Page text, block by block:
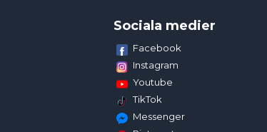
Sociala medier
Facebook
Instagram
Youtube
TikTok
Messenger